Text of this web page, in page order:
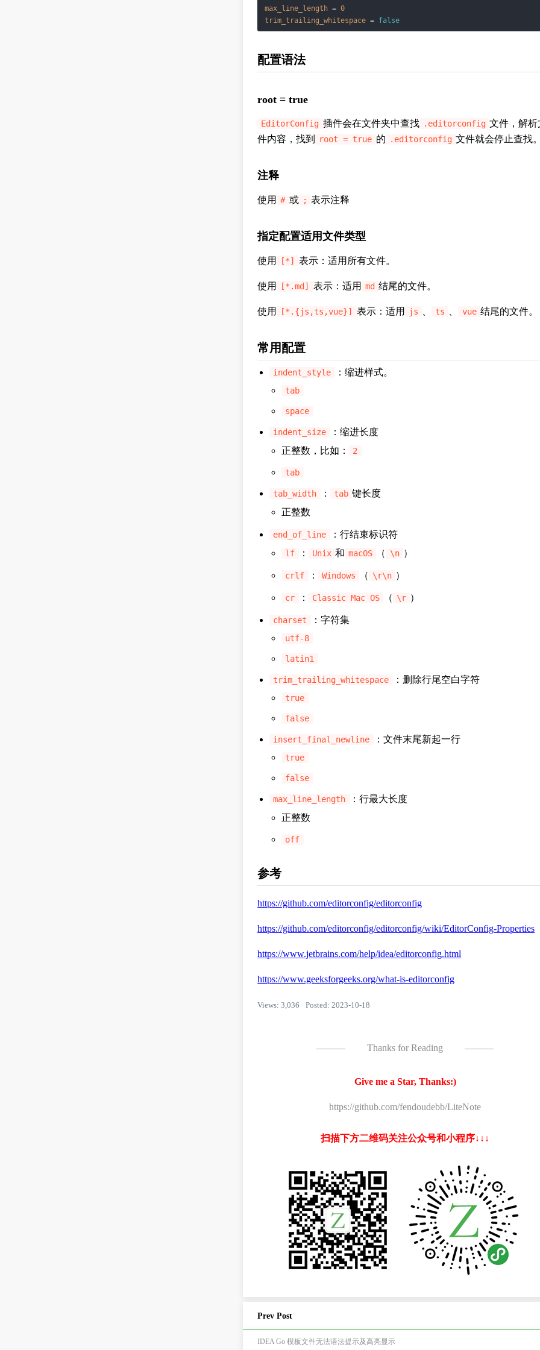
max_line_length = 0
trim_trailing_whitespace = false
配置语法
root = true
EditorConfig 插件会在文件夹中查找 .editorconfig 文件，解析
件内容，找到
root = true 的 .editorconfig 文件就会停止查找
注释
使用 # 或 ; 表示注释
指定配置适用文件类型
使用 [*] 表示：适用所有文件。
使用 [*.md] 表示：适用 md 结尾的文件。
使用 [*.{js,ts,vue}] 表示：适用 js ts vue 结尾的文件。
常用配置
indent_style ：缩进样式。
tab
space
indent_size
：缩进长度
正整数，比如：
2
tab
tab_width ： tab 键长度
正整数
end_of_line ：行结束标识符
lf ： Unix 和 macOS （ \n ）
crlf ： Windows （ \r\n ）
cr ： Classic Mac OS （ \r ）
charset ：字符集
utf-8
latin1
trim_trailing_whitespace ：删除行尾空白字符
true
false
insert_final_newline ：文件末尾新起一行
true
false
max_line_length
：行最大长度
正整数
off
参考
https://github.com/editorconfig/editorconfig
https://github.com/editorconfig/editorconfig/wiki/EditorConfig-Properties
https://www.jetbrains.com/help/idea/editorconfig.html
https://www.geeksforgeeks.org/what-is-editorconfig
Views: 3,036 · Posted: 2023-10-18
——— Thanks for Reading ———
Give me a Star, Thanks:)
https://github.com/fendoudebb/LiteNote
扫描下方二维码关注公众号和小程序↓↓↓
Prev Post
IDEA Go 模板文件无法语法提示及高亮显示